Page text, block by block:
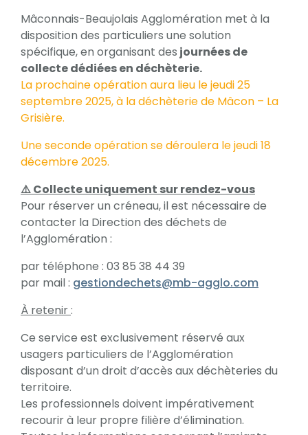
Mâconnais-Beaujolais Agglomération met à la
disposition des particuliers une solution
spécifique, en organisant des journées de
collecte dédiées en déchèterie.
La prochaine opération aura lieu le jeudi 25
septembre 2025, à la déchèterie de Mâcon – La
Grisière.
Une seconde opération se déroulera le jeudi 18
décembre 2025.
⚠️ Collecte uniquement sur rendez-vous
Pour réserver un créneau, il est nécessaire de
contacter la Direction des déchets de
l’Agglomération :
par téléphone : 03 85 38 44 39
par mail : gestiondechets@mb-agglo.com
À retenir:
Ce service est exclusivement réservé aux
usagers particuliers de l’Agglomération
disposant d’un droit d’accès aux déchèteries du
territoire.
Les professionnels doivent impérativement
recourir à leur propre filière d’élimination.